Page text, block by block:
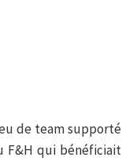
de team supporté
F&H qui bénéficiait